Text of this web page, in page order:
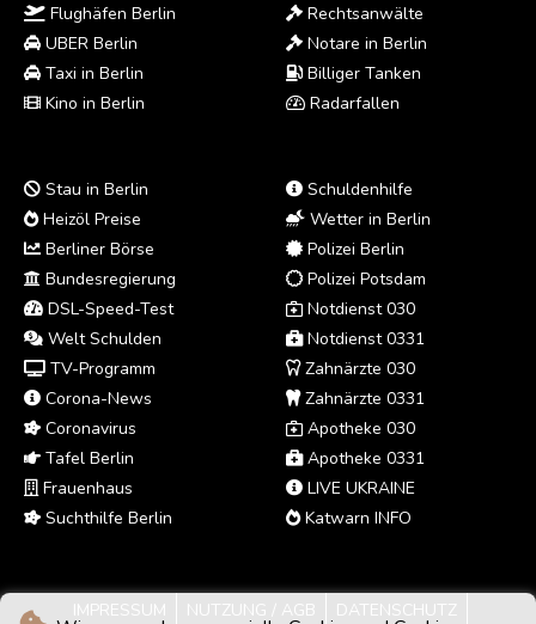
Flughäfen Berlin
UBER Berlin
Taxi in Berlin
Kino in Berlin
Rechtsanwälte
Notare in Berlin
Billiger Tanken
Radarfallen
Stau in Berlin
Heizöl Preise
Berliner Börse
Bundesregierung
DSL-Speed-Test
Welt Schulden
TV-Programm
Corona-News
Coronavirus
Tafel Berlin
Frauenhaus
Suchthilfe Berlin
Schuldenhilfe
Wetter in Berlin
Polizei Berlin
Polizei Potsdam
Notdienst 030
Notdienst 0331
Zahnärzte 030
Zahnärzte 0331
Apotheke 030
Apotheke 0331
LIVE UKRAINE
Katwarn INFO
IMPRESSUM NUTZUNG / AGB DATENSCHUTZ